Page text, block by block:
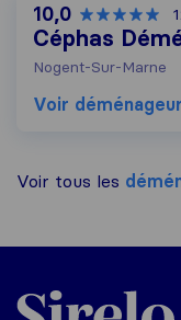
10,0
Céphas
Nogent-Sur-Marne
Voir déménageur
Voir tous les
Sirelo.fr